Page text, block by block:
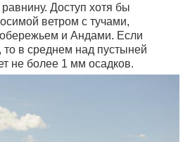
Доступ хотя бы
ветром с тучами,
и Андами. Если
то в среднем над пустыней
не более 1 мм осадков.